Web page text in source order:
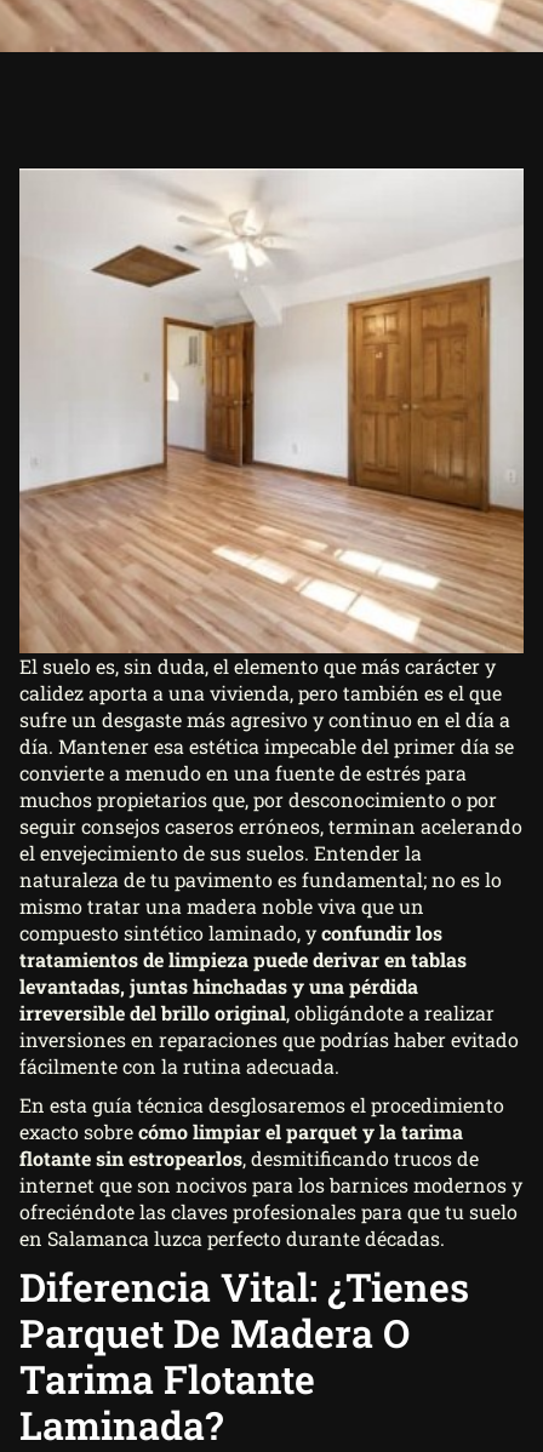
El suelo es, sin duda, el elemento que más carácter y
calidez aporta a una vivienda, pero también es el que
sufre un desgaste más agresivo y continuo en el día a
día. Mantener esa estética impecable del primer día se
convierte a menudo en una fuente de estrés para
muchos propietarios que, por desconocimiento o por
seguir consejos caseros erróneos, terminan acelerando
el envejecimiento de sus suelos. Entender la
naturaleza de tu pavimento es fundamental; no es lo
mismo tratar una madera noble viva que un
compuesto sintético laminado, yconfundir los
tratamientos de limpieza puede derivar en tablas
levantadas, juntas hinchadas y una pérdida
irreversible del brillo original, obligándote a realizar
inversiones en reparaciones que podrías haber evitado
fácilmente con la rutina adecuada.
En esta guía técnica desglosaremos el procedimiento
exacto sobrecómo limpiar el parquet y la tarima
flotante sin estropearlos, desmitificando trucos de
internet que son nocivos para los barnices modernos y
ofreciéndote las claves profesionales para que tu suelo
en Salamanca luzca perfecto durante décadas.
Diferencia Vital: ¿Tienes
Parquet De Madera O
Tarima Flotante
Laminada?